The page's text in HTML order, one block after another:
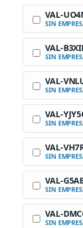
VAL-
SIN
VAL-
SIN
VAL-
SIN
VAL-
SIN
VAL-
SIN
VAL-
SIN
VAL-
SIN